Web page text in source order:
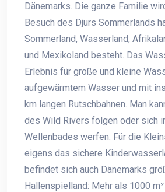
Dänemarks. Die ganze Familie
Besuch des Djurs Sommerlands
Sommerland, Wasserland,
und Mexikoland besteht. Das
Erlebnis für große und kleine
aufgewärmtem Wasser und mit
km langen Rutschbahnen. Man
des Wild Rivers folgen oder sich
Wellenbades werfen. Für die
eigens das sichere
befindet sich auch Dänemarks
Hallenspielland: Mehr als 1000